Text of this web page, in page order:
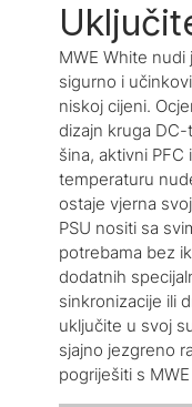
MWE White
sigurno i
niskoj cijeni.
dizajn kruga
šina, aktivni
temperaturu
ostaje vjerna
PSU nositi sa
potrebama bez
dodatnih
sinkronizacije ili
uključite u svoj
sjajno jezgreno
pogriješiti s